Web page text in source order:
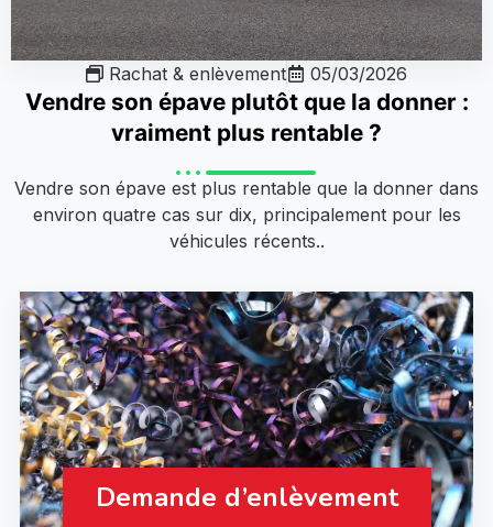
Rachat & enlèvement 05/03/2026
Vendre son épave plutôt que la donner :
vraiment plus rentable ?
Vendre son épave est plus rentable que la donner dans
environ quatre cas sur dix, principalement pour les
véhicules récents..
Demande d’enlèvement